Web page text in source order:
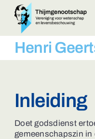
naar
inhoud
BIJEENKOMSTEN
Afdelingen
Lid worden?
Contact
Henri
Inleiding
Doet godsdienst
gemeenschapszin